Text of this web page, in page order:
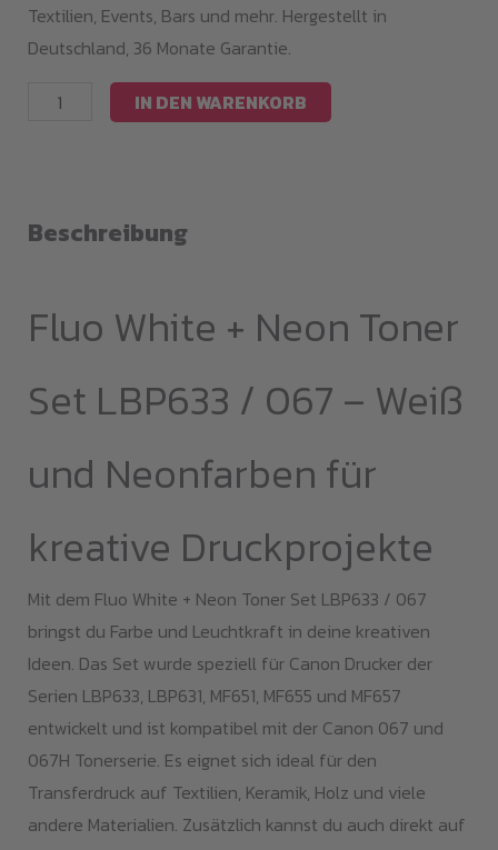
Textilien, Events, Bars und mehr. Hergestellt in
Deutschland, 36 Monate Garantie.
Fluo
Toner
/
Menge
IN DEN WARENKORB
Beschreibung
Fluo White + Neon Toner
Set LBP633 / 067 – Weiß
und Neonfarben für
kreative Druckprojekte
Mit dem Fluo White + Neon Toner Set LBP633 / 067
bringst du Farbe und Leuchtkraft in deine kreativen
Ideen. Das Set wurde speziell für Canon Drucker der
Serien LBP633, LBP631, MF651, MF655 und MF657
entwickelt und ist kompatibel mit der Canon 067 und
067H Tonerserie. Es eignet sich ideal für den
Transferdruck auf Textilien, Keramik, Holz und viele
andere Materialien. Zusätzlich kannst du auch direkt auf